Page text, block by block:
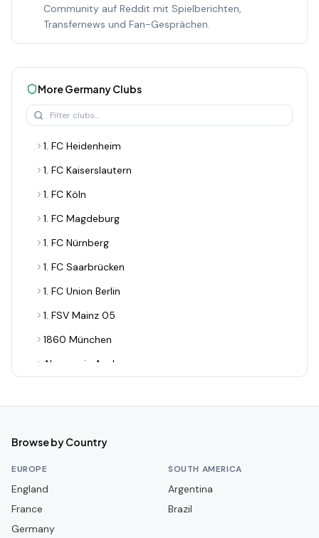
Community auf Reddit mit Spielberichten,
Transfernews und Fan-Gesprächen.
MoreGermanyClubs
1. FC Heidenheim
1. FC Kaiserslautern
1. FC Köln
1. FC Magdeburg
1. FC Nürnberg
1. FC Saarbrücken
1. FC Union Berlin
1. FSV Mainz 05
1860 München
Alemannia Aachen
Bayern München
Borussia Dortmund II
Borussia Mönchengladbach
Darmstadt 98
Browse by Country
EUROPE
England
France
Germany
SOUTH AMERICA
Argentina
Brazil